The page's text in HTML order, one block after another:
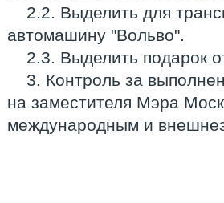
2.2. Выделить для
автомашину "Вольво".
2.3. Выделить подарок
3. Контроль за
на заместителя Мэра
международным и